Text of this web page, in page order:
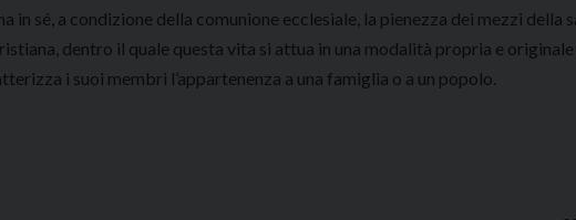
in sé, a condizione della comunione ecclesiale, la pienezza dei mezzi della
dentro il quale questa vita si attua in una modalità propria e originale
i suoi membri l’appartenenza a una famiglia o a un popolo.